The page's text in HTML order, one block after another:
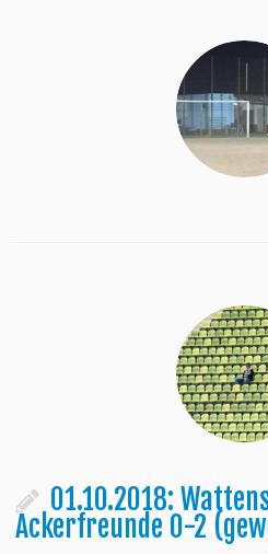
01.10.2018:
Ackerfreunde 0-2